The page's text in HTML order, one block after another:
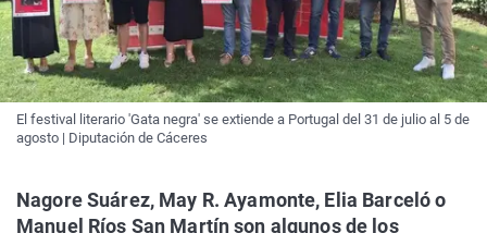
El festival literario 'Gata negra' se extiende a Portugal del 31 de julio al 5 de
agosto | Diputación de Cáceres
Nagore Suárez, May R. Ayamonte, Elia Barceló o
Manuel Ríos San Martín son algunos de los